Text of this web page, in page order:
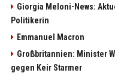
Giorgia Meloni-News:
Politikerin
Emmanuel Macron
Großbritannien: Minister
gegen Keir Starmer